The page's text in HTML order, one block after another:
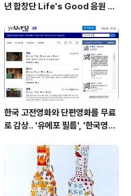
년 합창단 Life's Good 음원 공
한국 고전영화와 단편영화를 무료
로 감상.. '유에포 필름', '한국영상